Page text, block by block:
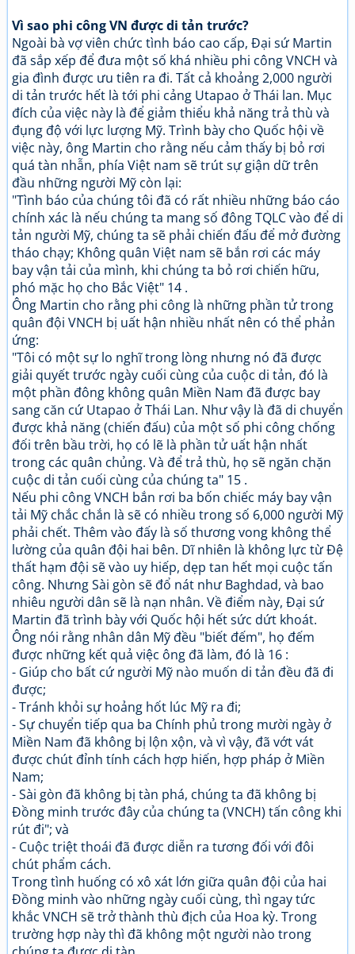
Vì sao phi công VN được di tản trước?
Ngoài bà vợ viên chức tình báo cao cấp, Đại sứ Martin
đã sắp xếp để đưa một số khá nhiều phi công VNCH và
gia đình được ưu tiên ra đi. Tất cả khoảng 2,000 người
di tản trước hết là tới phi cảng Utapao ở Thái lan. Mục
đích của việc này là để giảm thiểu khả năng trả thù và
đụng độ với lực lượng Mỹ. Trình bày cho Quốc hội về
việc này, ông Martin cho rằng nếu cảm thấy bị bỏ rơi
quá tàn nhẫn, phía Việt nam sẽ trút sự giận dữ trên
đầu những người Mỹ còn lại:
"Tình báo của chúng tôi đã có rất nhiều những báo cáo
chính xác là nếu chúng ta mang số đông TQLC vào để di
tản người Mỹ, chúng ta sẽ phải chiến đấu để mở đường
tháo chạy; Không quân Việt nam sẽ bắn rơi các máy
bay vận tải của mình, khi chúng ta bỏ rơi chiến hữu,
phó mặc họ cho Bắc Việt" 14 .
Ông Martin cho rằng phi công là những phần tử trong
quân đội VNCH bị uất hận nhiều nhất nên có thể phản
ứng:
"Tôi có một sự lo nghĩ trong lòng nhưng nó đã được
giải quyết trước ngày cuối cùng của cuộc di tản, đó là
một phần đông không quân Miền Nam đã được bay
sang căn cứ Utapao ở Thái Lan. Như vậy là đã di chuyển
được khả năng (chiến đấu) của một số phi công chống
đối trên bầu trời, họ có lẽ là phần tử uất hận nhất
trong các quân chủng. Và để trả thù, họ sẽ ngăn chặn
cuộc di tản cuối cùng của chúng ta" 15 .
Nếu phi công VNCH bắn rơi ba bốn chiếc máy bay vận
tải Mỹ chắc chắn là sẽ có nhiều trong số 6,000 người Mỹ
phải chết. Thêm vào đấy là số thương vong không thể
lường của quân đội hai bên. Dĩ nhiên là không lực từ Đệ
thất hạm đội sẽ vào uy hiếp, dẹp tan hết mọi cuộc tấn
công. Nhưng Sài gòn sẽ đổ nát như Baghdad, và bao
nhiêu người dân sẽ là nạn nhân. Về điểm này, Đại sứ
Martin đã trình bày với Quốc hội hết sức dứt khoát.
Ông nói rằng nhân dân Mỹ đều "biết đếm", họ đếm
được những kết quả việc ông đã làm, đó là 16 :
- Giúp cho bất cứ người Mỹ nào muốn di tản đều đã đi
được;
- Tránh khỏi sự hoảng hốt lúc Mỹ ra đi;
- Sự chuyển tiếp qua ba Chính phủ trong mười ngày ở
Miền Nam đã không bị lộn xộn, và vì vậy, đã vớt vát
được chút đỉnh tính cách hợp hiến, hợp pháp ở Miền
Nam;
- Sài gòn đã không bị tàn phá, chúng ta đã không bị
Đồng minh trước đây của chúng ta (VNCH) tấn công khi
rút đi"; và
- Cuộc triệt thoái đã được diễn ra tương đối với đôi
chút phẩm cách.
Trong tình huống có xô xát lớn giữa quân đội của hai
Đồng minh vào những ngày cuối cùng, thì ngay tức
khắc VNCH sẽ trở thành thù địch của Hoa kỳ. Trong
trường hợp này thì đã không một người nào trong